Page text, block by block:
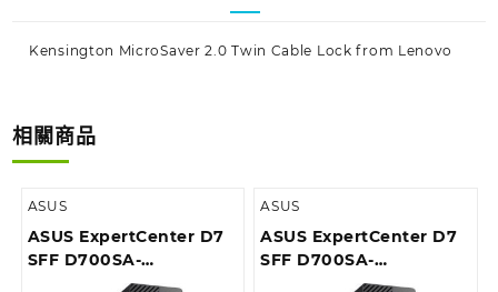
Kensington MicroSaver 2.0 Twin Cable Lock from Lenovo
相關商品
ASUS
ASUS ExpertCenter D7
SFF D700SA-
310100029T Desktop
ASUS
ASUS ExpertCenter D7
SFF D700SA-
510400052T Desktop